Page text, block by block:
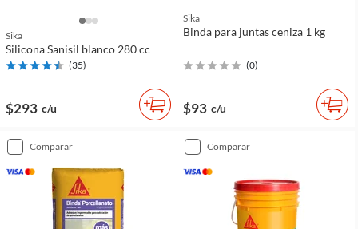
Sika
Silicona Sanisil blanco 280 cc
(35)
$293 c/u
Sika
Binda para juntas ceniza 1 kg
(0)
$93 c/u
comparar comparar